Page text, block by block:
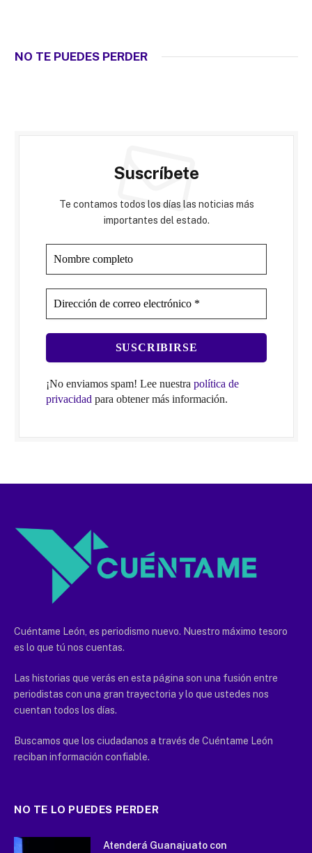
NO TE PUEDES PERDER
Suscríbete
Te contamos todos los días las noticias más
importantes del estado.
¡No enviamos spam! Lee nuestra política de
privacidad para obtener más información.
Cuéntame León, es periodismo nuevo. Nuestro máximo tesoro
es lo que tú nos cuentas.
Las historias que verás en esta página son una fusión entre
periodistas con una gran trayectoria y lo que ustedes nos
cuentan todos los días.
Buscamos que los ciudadanos a través de Cuéntame León
reciban información confiable.
NO TE LO PUEDES PERDER
Atenderá Guanajuato con